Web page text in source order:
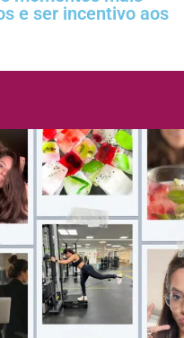
e ser incentivo aos